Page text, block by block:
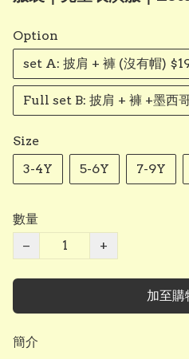
Option
set A: 披肩 + 褲 (沒有帽)
Full set B: 披肩 + 褲 +墨西
Size
3-4Y
5-6Y 7-9Y
數量
−
+
加至購
簡介